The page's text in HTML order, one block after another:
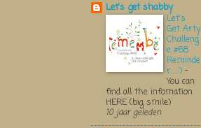
Let's get shabby
Let's
Get Arty
Challeng
e #68
Reminde
r.....:) -
You can
find all the infomation
HERE (big smile)
10 jaar geleden